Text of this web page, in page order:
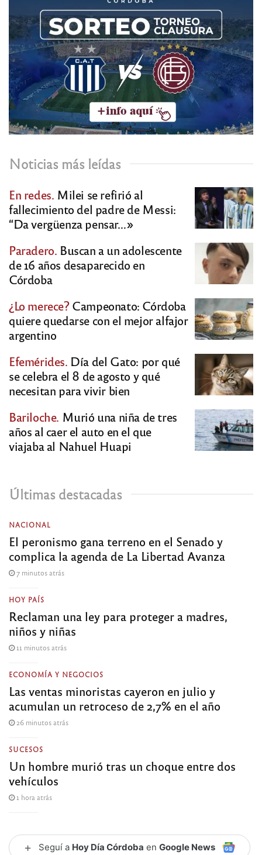
Noticias más leídas
En redes. Milei se refirió al
fallecimiento del padre de Messi:
“Da vergüenza pensar…»
Paradero. Buscan a un adolescente
de 16 años desaparecido en
Córdoba
¿Lo merece?Campeonato: Córdoba
quiere quedarse con el mejor alfajor
argentino
Efemérides. Día del Gato: por qué
se celebra el 8 de agosto y qué
necesitan para vivir bien
Bariloche. Murió una niña de tres
años al caer el auto en el que
viajaba al Nahuel Huapi
Últimas destacadas
NACIONAL
El peronismo gana terreno en el Senado y
complica la agenda de La Libertad Avanza
7 minutos atrás
HOY PAÍS
Reclaman una ley para proteger a madres,
niños y niñas
11 minutos atrás
ECONOMÍA Y NEGOCIOS
Las ventas minoristas cayeron en julio y
acumulan un retroceso de 2,7% en el año
26 minutos atrás
SUCESOS
Un hombre murió tras un choque entre dos
vehículos
1 hora atrás
+ Seguí a Hoy Día Córdoba en Google News